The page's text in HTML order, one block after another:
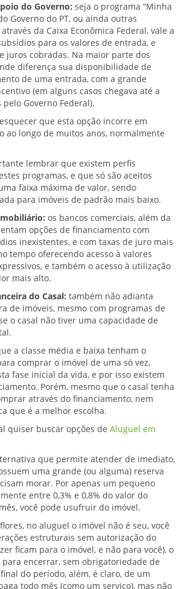
do Governo: seja o programa “Minha
Governo do PT, ou ainda outras
da Caixa Econômica Federal, vale a
para os valores de entrada, e
juros cobradas. Na maior parte dos
diferença sua disponibilidade de
de uma entrada, com a grande
(em alguns casos chegava até a
pelo Governo Federal).
que esta opção incorre em
ao longo de muitos anos, normalmente
lembrar que existem perfis
programas, e que só são aceitos
faixa máxima de valor, sendo
para imóveis de padrão mais baixo.
os bancos comerciais, além da
opções de financiamento com
inexistentes, e com taxas de juro mais
tempo oferecendo acesso à valores
e também o acesso à utilização
mais alto.
do Casal: também não adianta
de imóveis, mesmo com programas de
o casal não tiver uma capacidade de
a classe média e baixa tenham o
comprar o imóvel de uma só vez,
fase inicial da vida, e por isso existem
Porém, mesmo que o casal tenha
através do financiamento, nem
que é a melhor escolha.
quiser buscar opções de Aluguel em
que permite atender de imediato,
uma grande (ou alguma) reserva
morar. Por apenas um pequeno
entre 0,3% e 0,8% do valor do
você pode usufruir do imóvel.
no aluguel o imóvel não é seu, você
estruturais sem autorização do
ficam para o imóvel, e não para você), o
encerrar, sem obrigatoriedade de
do período, além, é claro, de um
todo mês (como um serviço), mas não